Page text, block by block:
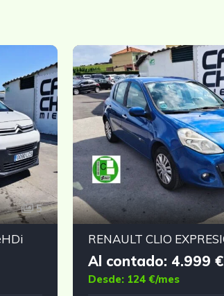
5
Al contado: 4.999 €
Desde: 124 €/mes